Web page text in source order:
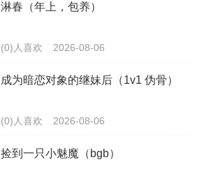
淋春（年上，包养）
(0)人喜欢 2026-08-06
成为暗恋对象的继妹后（1v1 伪骨）
(0)人喜欢 2026-08-06
捡到一只小魅魔（bgb）